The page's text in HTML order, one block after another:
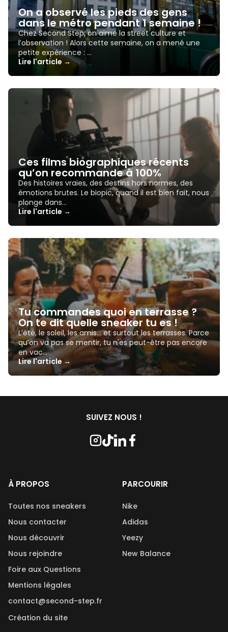
On a observé les pieds des gens
dans le métro pendant 1 semaine !
Chez Second Step, on aime la street culture et
l’observation ! Alors cette semaine, on a mené une
petite expérience : …
Lire l'article →
Ces films biographiques récents
qu’on recommande à 100%
Des histoires vraies, des destins hors normes, des
émotions brutes. Le biopic, quand il est bien fait, nous
plonge dans…
Lire l'article →
Tu commandes quoi en terrasse ?
On te dit quelle sneaker tu es !
L’été, le soleil, les amis… et surtout les terrasses. Parce
qu’on va pas se mentir, tu n'es peut-être pas encore
en vac…
Lire l'article →
SUIVEZ NOUS !
À PROPOS
Toutes nos sneakers
Nous contacter
Nous découvrir
Nous rejoindre
Foire aux Questions
Mentions légales
contact@second-step.fr
Création du site
PARCOURIR
Nike
Adidas
Yeezy
New Balance